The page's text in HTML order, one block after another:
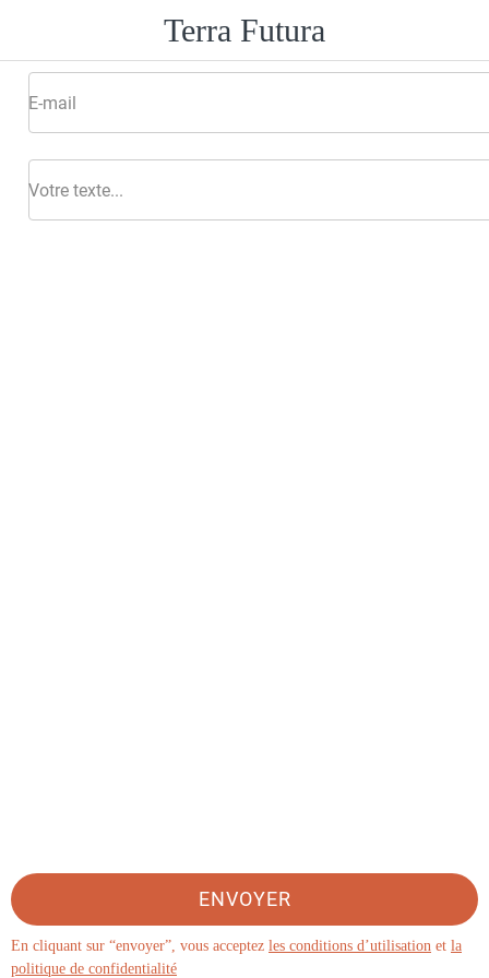
Terra Futura
ENVOYER
En cliquant sur “envoyer”, vous acceptez les conditions d’utilisation et la
politique de confidentialité